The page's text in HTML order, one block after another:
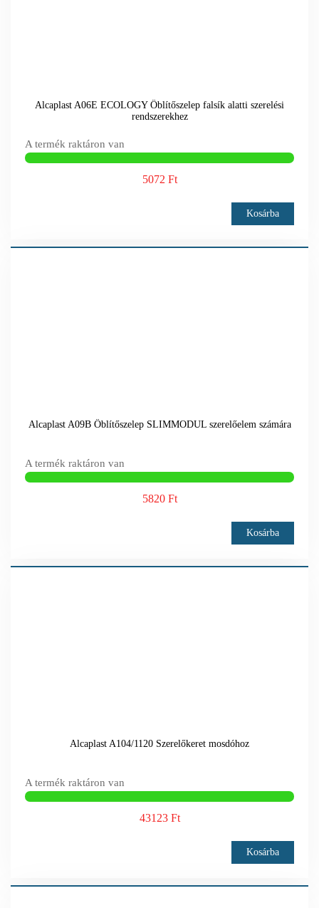
Alcaplast A06E ECOLOGY Öblítőszelep falsík alatti szerelési
rendszerekhez
A termék raktáron van
5072 Ft
Kosárba
Alcaplast A09B Öblítőszelep SLIMMODUL szerelőelem számára
A termék raktáron van
5820 Ft
Kosárba
Alcaplast A104/1120 Szerelőkeret mosdóhoz
A termék raktáron van
43123 Ft
Kosárba